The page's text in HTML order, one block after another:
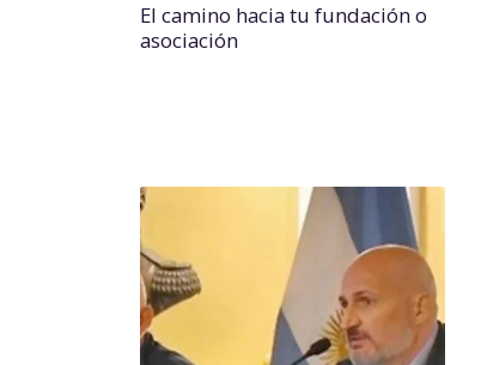
El camino hacia tu fundación o
asociación